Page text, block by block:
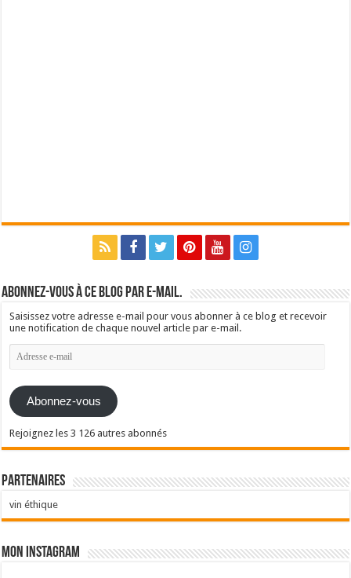
Abonnez-vous à ce blog par e-mail.
Saisissez votre adresse e-mail pour vous abonner à ce blog et recevoir
une notification de chaque nouvel article par e-mail.
Adresse
e-
Abonnez-vous
Rejoignez les 3 126 autres abonnés
Partenaires
vin éthique
Mon Instagram